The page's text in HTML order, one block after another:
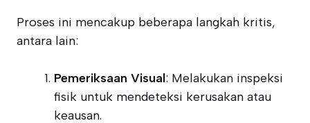
Proses ini mencakup beberapa langkah kritis,
antara lain:
Pemeriksaan Visual: Melakukan inspeksi
fisik untuk mendeteksi kerusakan atau
keausan.